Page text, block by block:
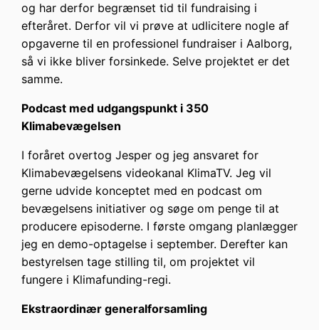
og har derfor begrænset tid til fundraising i
efteråret. Derfor vil vi prøve at udlicitere nogle af
opgaverne til en professionel fundraiser i Aalborg,
så vi ikke bliver forsinkede. Selve projektet er det
samme.
Podcast med udgangspunkt i 350
Klimabevægelsen
I foråret overtog Jesper og jeg ansvaret for
Klimabevægelsens videokanal KlimaTV. Jeg vil
gerne udvide konceptet med en podcast om
bevægelsens initiativer og søge om penge til at
producere episoderne. I første omgang planlægger
jeg en demo-optagelse i september. Derefter kan
bestyrelsen tage stilling til, om projektet vil
fungere i Klimafunding-regi.
Ekstraordinær generalforsamling